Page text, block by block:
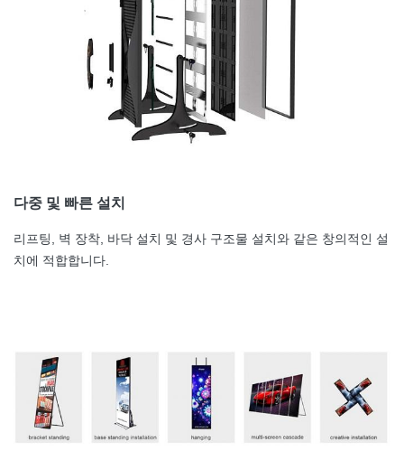
다중 및 빠른 설치
리프팅, 벽 장착, 바닥 설치 및 경사 구조물 설치와 같은 창의적인 설
치에 적합합니다.